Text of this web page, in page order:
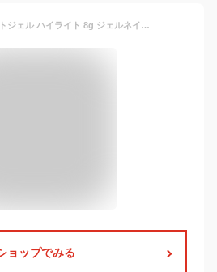
LULUGEL マグネットジェル ハイライト 8g ジェルネイル マグネット マグネットネイル 磁石 ネイル用品 ネイルジェル マグネットジェルネイル (2.RF8002)
ョップでみる